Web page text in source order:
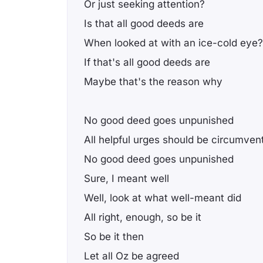
Or just seeking attention?
Is that all good deeds are
When looked at with an ice-cold eye?
If that's all good deeds are
Maybe that's the reason why
No good deed goes unpunished
All helpful urges should be
No good deed goes unpunished
Sure, I meant well
Well, look at what well-meant did
All right, enough, so be it
So be it then
Let all Oz be agreed